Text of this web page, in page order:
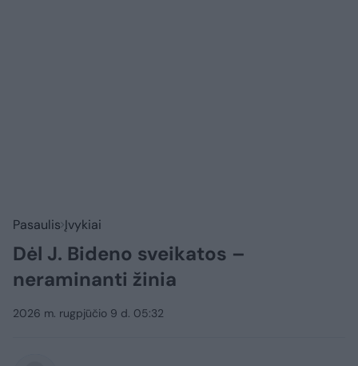
Pasaulis Įvykiai
Dėl J. Bideno sveikatos –
neraminanti žinia
2026 m. rugpjūčio 9 d. 05:32